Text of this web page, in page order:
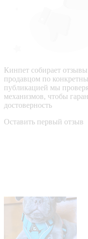
Кинпет собирает отзывы
продавцом по
публикацией мы
механизмов, чтобы
достоверность
Оставить первый отзыв